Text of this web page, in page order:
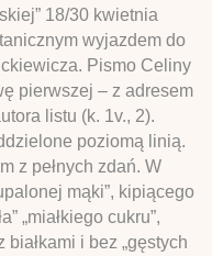
18/30 kwietnia
wyjazdem do
Pismo Celiny
pierwszej – z adresem
listu (k. 1v., 2).
poziomą linią.
z pełnych zdań. W
mąki”, kipiącego
„miałkiego cukru”,
białkami i bez „gęstych